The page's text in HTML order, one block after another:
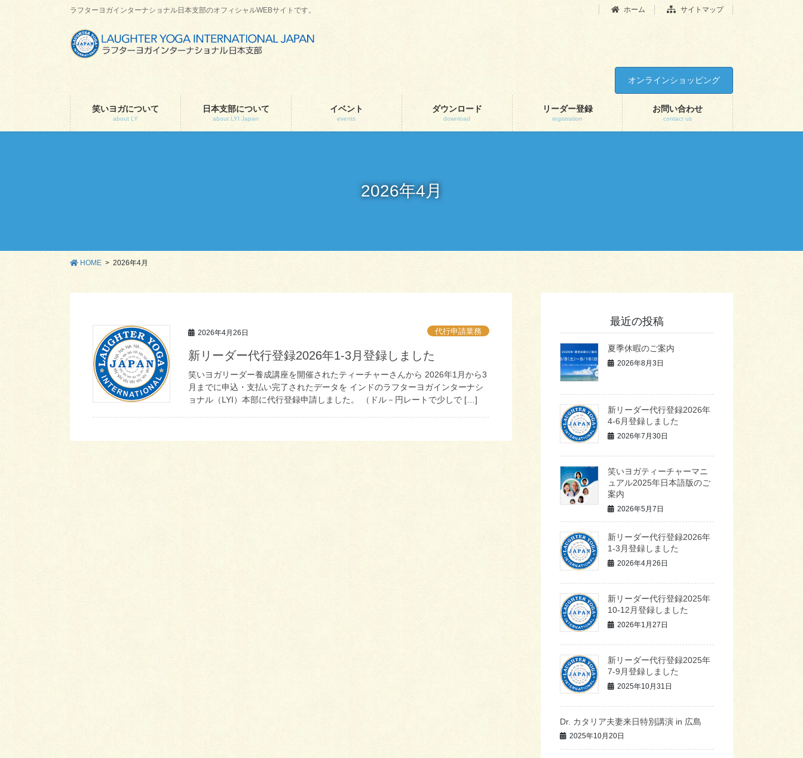
ラフターヨガインターナショナル日本支部のオフィシャルWEBサイトです。 ホーム サイトマップ
オンラインショッピング
笑いヨガについて
about LY
日本支部について
about LYI Japan
イベント
events
ダウンロード
download
リーダー登録
registration
お問い合わせ
contact us
2026年4月
HOME 2026年4月
2026年4月26日 代行申請業務
新リーダー代行登録2026年1-3月登録しました
笑いヨガリーダー養成講座を開催されたティーチャーさんから 2026年1月から3
月までに申込・支払い完了されたデータを インドのラフターヨガインターナシ
ョナル（LYI）本部に代行登録申請しました。 （ドル－円レートで少しで […]
最近の投稿
夏季休暇のご案内
2026年8月3日
新リーダー代行登録2026年
4-6月登録しました
2026年7月30日
笑いヨガティーチャーマニ
ュアル2025年日本語版のご
案内
2026年5月7日
新リーダー代行登録2026年
1-3月登録しました
2026年4月26日
新リーダー代行登録2025年
10-12月登録しました
2026年1月27日
新リーダー代行登録2025年
7-9月登録しました
2025年10月31日
Dr. カタリア夫妻来日特別講演 in 広島
2025年10月20日